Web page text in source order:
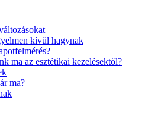
kívül hagynak
ma az esztétikai kezelésektől?
ma?